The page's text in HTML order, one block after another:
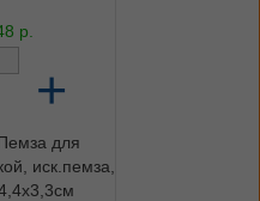
р.
+
для
иск.пемза,